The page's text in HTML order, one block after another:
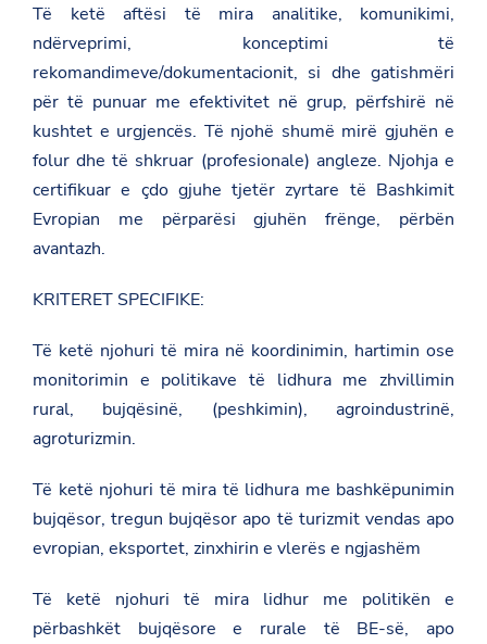
Të ketë aftësi të mira analitike, komunikimi,
ndërveprimi, konceptimi të
rekomandimeve/dokumentacionit, si dhe gatishmëri
për të punuar me efektivitet në grup, përfshirë në
kushtet e urgjencës. Të njohë shumë mirë gjuhën e
folur dhe të shkruar (profesionale) angleze. Njohja e
certifikuar e çdo gjuhe tjetër zyrtare të Bashkimit
Evropian me përparësi gjuhën frënge, përbën
avantazh.
KRITERET SPECIFIKE:
Të ketë njohuri të mira në koordinimin, hartimin ose
monitorimin e politikave të lidhura me zhvillimin
rural, bujqësinë, (peshkimin), agroindustrinë,
agroturizmin.
Të ketë njohuri të mira të lidhura me bashkëpunimin
bujqësor, tregun bujqësor apo të turizmit vendas apo
evropian, eksportet, zinxhirin e vlerës e ngjashëm
Të ketë njohuri të mira lidhur me politikën e
përbashkët bujqësore e rurale të BE-së, apo